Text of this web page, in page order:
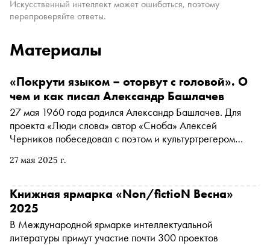
Искусственный интеллект может ошибаться, поэтому
перепроверяйте ответы.
Материалы
27 мая 2025 г.
«Покрути языком – оторвут с головой». О
чем и как писал Александр Башлачев
27 мая 1960 года родился Александр Башлачев. Для
проекта «Люди слова» автор «Сноба» Алексей
Черников побеседовал с поэтом и культуртрегером
колокольчиков» и «вредные песни», чем интересна
слепком своей эпохи
Книжная ярмарка «Non/fictioN Весна»
2025
В Международной ярмарке интеллектуальной
литературы примут участие почти 300 проектов